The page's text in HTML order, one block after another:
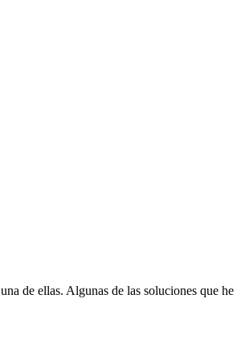
de ellas. Algunas de las soluciones que he